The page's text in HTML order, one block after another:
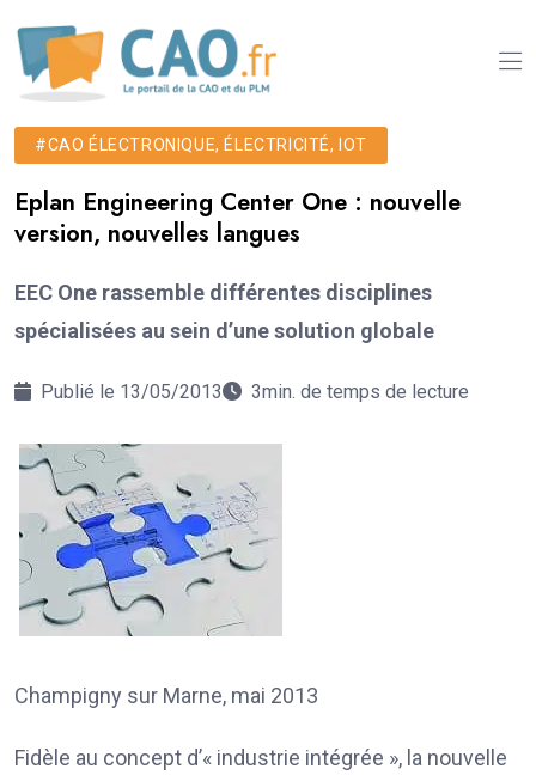
#CAO ÉLECTRONIQUE, ÉLECTRICITÉ, IOT
Eplan Engineering Center One : nouvelle
version, nouvelles langues
EEC One rassemble différentes disciplines
spécialisées au sein d’une solution globale
Publié le 13/05/2013 3min. de temps de lecture
Champigny sur Marne, mai 2013
Fidèle au concept d’« industrie intégrée », la nouvelle